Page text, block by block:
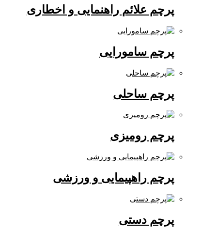
پرچم علائم راهنمایی و اخطاری
پرچم سامورایی
پرچم ساحلی
پرچم رومیزی
پرچم راهپیمایی و ورزشی
پرچم دستی